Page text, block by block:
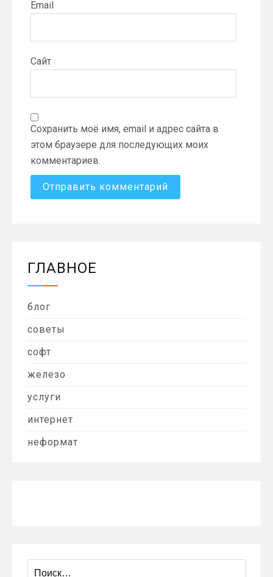
Email
Сайт
Сохранить моё имя, email и адрес сайта в
этом браузере для последующих моих
комментариев.
ГЛАВНОЕ
блог
советы
софт
железо
услуги
интернет
неформат